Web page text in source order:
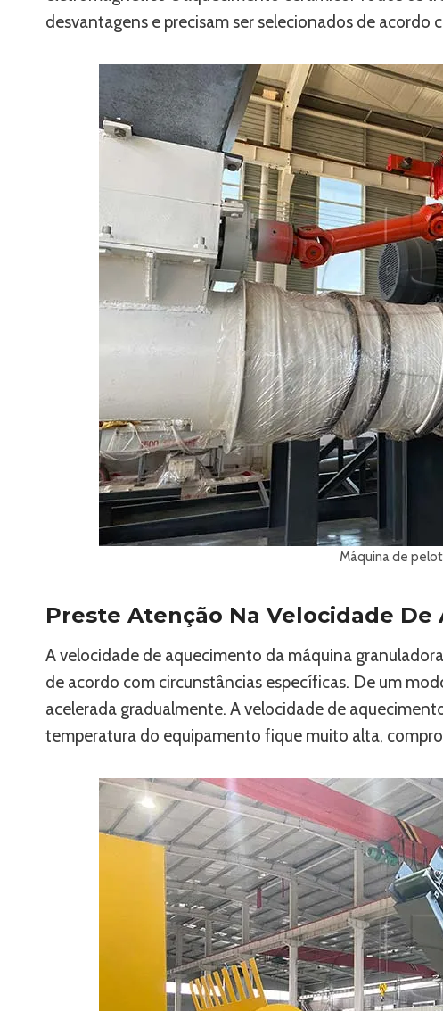
desvantagens e precisam ser selecionados de acordo
Máquina de
Preste Atenção Na Velocidade
A velocidade de aquecimento da máquina
de acordo com circunstâncias específicas. De um
acelerada gradualmente. A velocidade de
temperatura do equipamento fique muito alta,